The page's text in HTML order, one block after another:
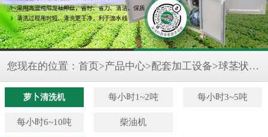
您现在的位置： 首页 >产品中心>配套加工设备>球茎状切菜机
萝卜清洗机 每小时1~2吨 每小时3~5吨
每小时6~10吨 柴油机